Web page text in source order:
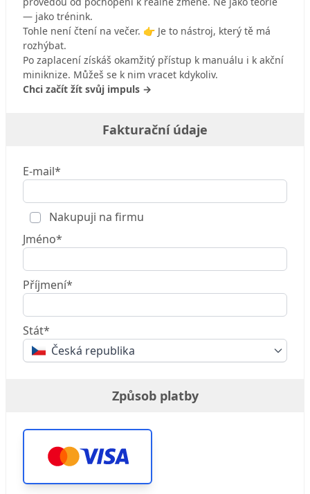
— jako trénink.
Tohle není čtení na večer. 👉 Je to nástroj, který tě má
rozhýbat.
Po zaplacení získáš okamžitý přístup k manuálu i k akční
miniknize. Můžeš se k nim vracet kdykoliv.
Chci začít žít svůj impuls →
Fakturační údaje
E-mail*
Nakupuji na firmu
Jméno*
Příjmení*
Stát*
Česká republika
Způsob platby